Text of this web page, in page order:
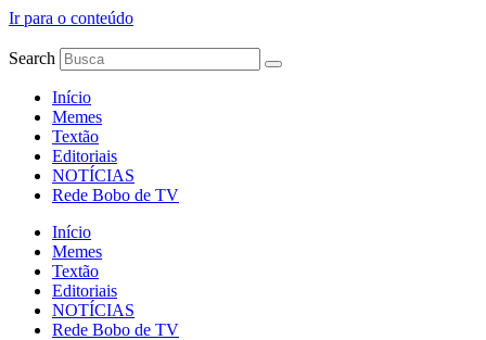
Ir para o conteúdo
Search
Início
Memes
Textão
Editoriais
NOTÍCIAS
Rede Bobo de TV
Início
Memes
Textão
Editoriais
NOTÍCIAS
Rede Bobo de TV